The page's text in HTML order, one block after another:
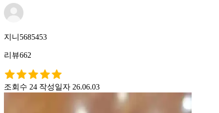
지니5685453
리뷰662
조회수 24 작성일자 26.06.03